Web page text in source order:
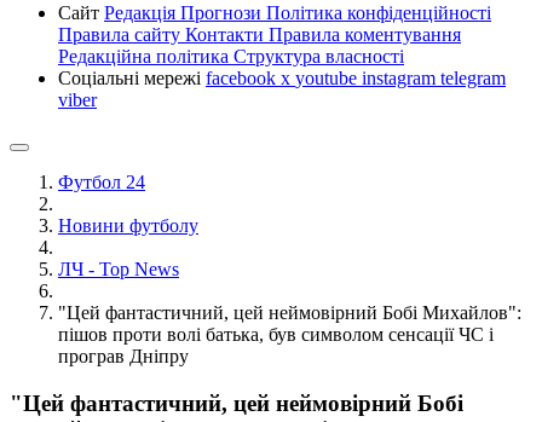
Сайт Редакція Прогнози Політика конфіденційності
Правила сайту Контакти Правила коментування
Редакційна політика Структура власності
Соціальні мережі facebook x youtube instagram telegram
viber
Футбол 24
Новини футболу
ЛЧ - Top News
"Цей фантастичний, цей неймовірний Бобі Михайлов":
пішов проти волі батька, був символом сенсації ЧС і
програв Дніпру
"Цей фантастичний, цей неймовірний Бобі